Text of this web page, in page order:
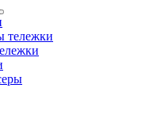
тележки